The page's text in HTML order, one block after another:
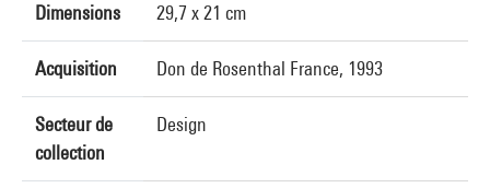
Dimensions 29,7 x 21 cm
Acquisition Don de Rosenthal France, 1993
Secteur de
collection
Design